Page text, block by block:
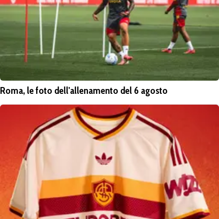
Roma, le foto dell'allenamento del 6 agosto